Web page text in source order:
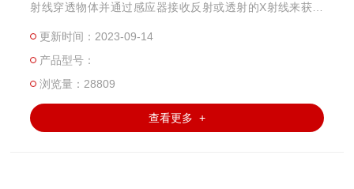
射线穿透物体并通过感应器接收反射或透射的X射线来获取
体中的缺陷、异物、裂纹或其他不可见的问题。
更新时间：2023-09-14
产品型号：
浏览量：28809
查看更多 +